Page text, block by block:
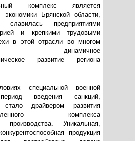
комплекс является
Брянской области,
славилась предприятиями
и крепкими трудовыми
в этой отрасли во многом
динамичное
развитие региона
специальной военной
введения санкций,
стало драйвером развития
комплекса
производства. Уникальная,
продукция